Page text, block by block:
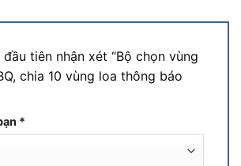
tiên nhận xét “Bộ chọn vùng
chia 10 vùng loa thông báo
*